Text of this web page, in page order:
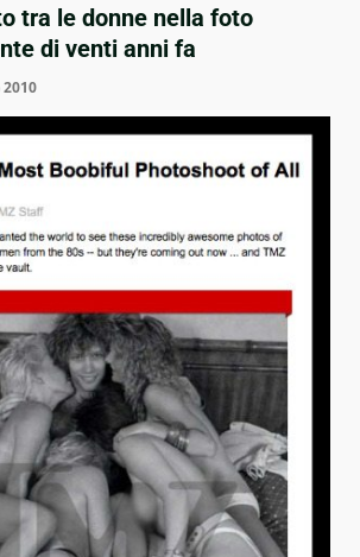
tra le donne nella foto
di venti anni fa